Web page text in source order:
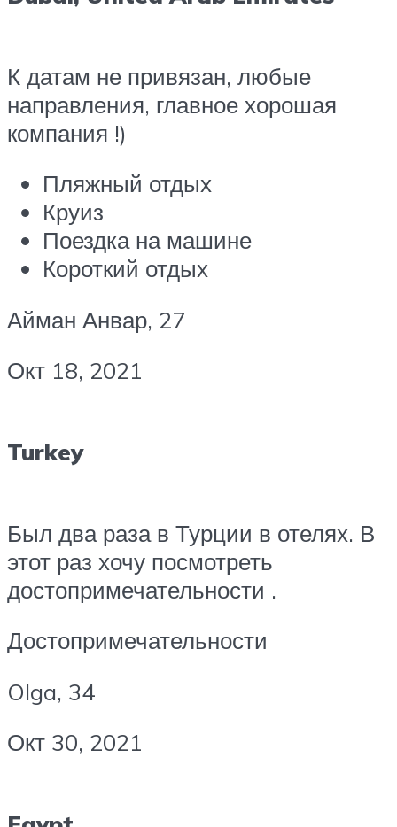
К датам не привязан, любые
направления, главное хорошая
компания !)
Пляжный отдых
Круиз
Поездка на машине
Короткий отдых
Айман Анвар, 27
Окт 18, 2021
Turkey
Был два раза в Турции в отелях. В
этот раз хочу посмотреть
достопримечательности .
Достопримечательности
Olga️, 34
Окт 30, 2021